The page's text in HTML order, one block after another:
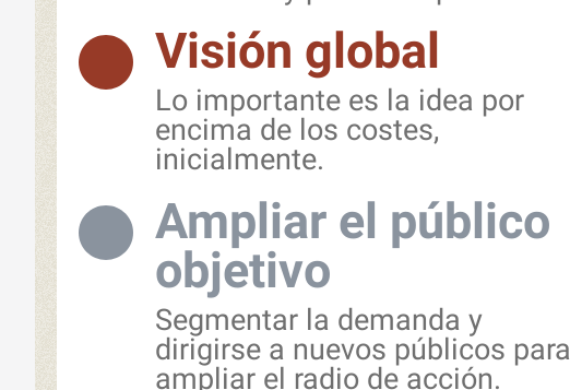
Visión global
Lo importante es la idea por
encima de los costes,
inicialmente.
Ampliar el público
objetivo
Segmentar la demanda y
dirigirse a nuevos públicos para
ampliar el radio de acción.